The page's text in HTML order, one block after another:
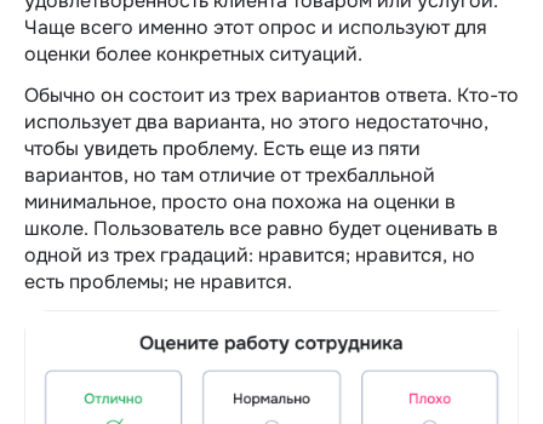
Чаще всего именно этот опрос и используют для
оценки более конкретных ситуаций.
Обычно он состоит из трех вариантов ответа. Кто-то
использует два варианта, но этого недостаточно,
чтобы увидеть проблему. Есть еще из пяти
вариантов, но там отличие от трехбалльной
минимальное, просто она похожа на оценки в
школе. Пользователь все равно будет оценивать в
одной из трех градаций: нравится; нравится, но
есть проблемы; не нравится.